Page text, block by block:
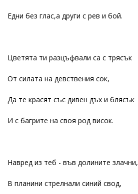
Едни без глас,а други с рев и бой.
Цветята ти разцъфвали са с трясък
От силата на девствения сок,
Да те красят със дивен дъх и блясък
И с багрите на своя род висок.
Навред из теб - във долините злачни,
В планини стрелнали синий свод,